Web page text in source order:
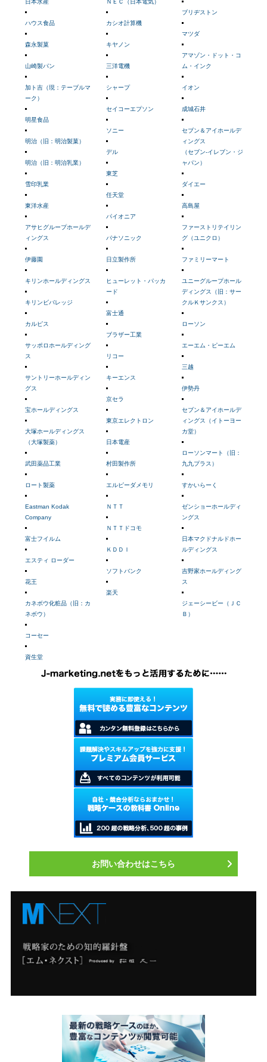
日本水産
ハウス食品
森永製菓
山崎製パン
加ト吉（現：テーブルマ
ーク）
明星食品
明治（旧：明治製菓）
明治（旧：明治乳業）
雪印乳業
東洋水産
アサヒグループホールデ
ィングス
伊藤園
キリンホールディングス
キリンビバレッジ
カルピス
サッポロホールディング
ス
サントリーホールディン
グス
宝ホールディングス
大塚ホールディングス
（大塚製薬）
武田薬品工業
ロート製薬
Eastman Kodak
Company
富士フイルム
エスティ ローダー
花王
カネボウ化粧品（旧：カ
ネボウ）
コーセー
資生堂
ＮＥＣ（日本電気）
カシオ計算機
キヤノン
三洋電機
シャープ
セイコーエプソン
ソニー
デル
東芝
任天堂
パイオニア
パナソニック
日立製作所
ヒューレット・パッカ
ード
富士通
ブラザー工業
リコー
キーエンス
京セラ
東京エレクトロン
日本電産
村田製作所
エルピーダメモリ
ＮＴＴ
ＮＴＴドコモ
ＫＤＤＩ
ソフトバンク
楽天
ブリヂストン
マツダ
アマゾン・ドット・コ
ム・インク
イオン
成城石井
セブン＆アイホールデ
ィングス
（セブン-イレブン・ジ
ャパン）
ダイエー
高島屋
ファーストリテイリン
グ（ユニクロ）
ファミリーマート
ユニーグループホール
ディングス（旧：サー
クルＫサンクス）
ローソン
エーエム・ピーエム
三越
伊勢丹
セブン＆アイホールデ
ィングス（イトーヨー
カ堂）
ローソンマート（旧：
九九プラス）
すかいらーく
ゼンショーホールディ
ングス
日本マクドナルドホー
ルディングス
吉野家ホールディング
ス
ジェーシービー（ＪＣ
Ｂ）
お問い合わせはこちら